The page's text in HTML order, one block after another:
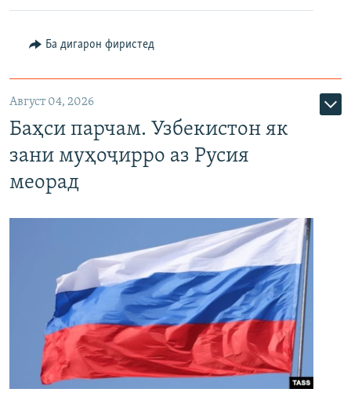
Ба дигарон фиристед
Август 04, 2026
Баҳси парчам. Узбекистон як
зани муҳоҷирро аз Русия
меорад